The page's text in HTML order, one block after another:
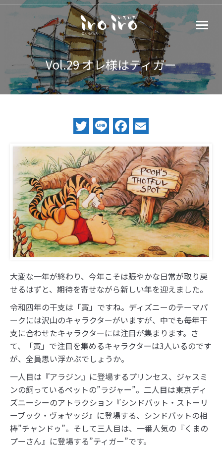
Vol.29 オレ様はティガー
Twitter
LineFacebook
大変な一年が終わり、今年こそは賑やかな日常が取り戻
せるはずと、期待を寄せながら新しい年を迎えました。
令和四年の干支は「寅」ですね。ディズニーのテーマパ
ークには沢山のキャラクターがいますが、中でも毎年干
支に合わせたキャラクターには注目が集まります。さ
て、「寅」で注目を集めるキャラクターは3人いるのです
が、全員思い浮かぶでしょうか。
一人目は『アラジン』に登場するプリンセス、ジャスミ
ンの飼っているペットの”ラジャー”。二人目は東京ディ
ズニーシーのアトラクション『シンドバット・ストーリ
ーブック・ヴォヤッジ』に登場する、シンドバットの相
棒”チャンドゥ”。そして三人目は、一番人気の『くまの
プーさん』に登場する”ティガー”です。